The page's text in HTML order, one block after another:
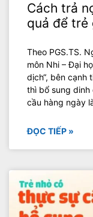
Cách trả
quả để trẻ
Theo PGS.TS.
môn Nhi – Đại
dịch“, bên cạnh
thì bổ sung
cầu hàng ngày
ĐỌC TIẾP »